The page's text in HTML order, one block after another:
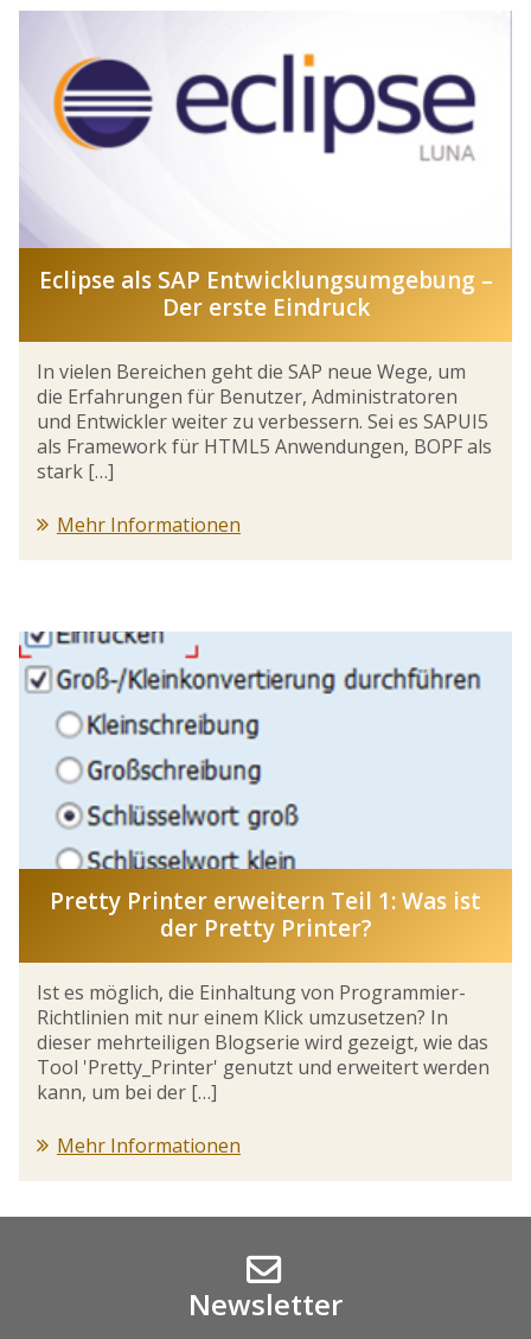
Eclipse als SAP Entwicklungsumgebung –
Der erste Eindruck
In vielen Bereichen geht die SAP neue Wege, um
die Erfahrungen für Benutzer, Administratoren
und Entwickler weiter zu verbessern. Sei es SAPUI5
als Framework für HTML5 Anwendungen, BOPF als
stark […]
Mehr Informationen
Pretty Printer erweitern Teil 1: Was ist
der Pretty Printer?
Ist es möglich, die Einhaltung von Programmier-
Richtlinien mit nur einem Klick umzusetzen? In
dieser mehrteiligen Blogserie wird gezeigt, wie das
Tool 'Pretty_Printer' genutzt und erweitert werden
kann, um bei der […]
Mehr Informationen
Newsletter